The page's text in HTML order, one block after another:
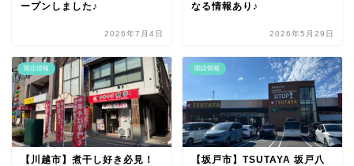
ープンしました♪
2026年7月4日
なる情報あり♪
2026年5月29日
開店情報
【川越市】煮干し好き必見！
開店情報
【坂戸市】TSUTAYA 坂戸八